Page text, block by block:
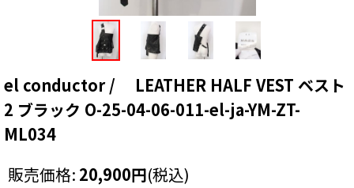
el conductor / LEATHER HALF VEST ベスト
2 ブラック O-25-04-06-011-el-ja-YM-ZT-
ML034
販売価格: 20,900円(税込)